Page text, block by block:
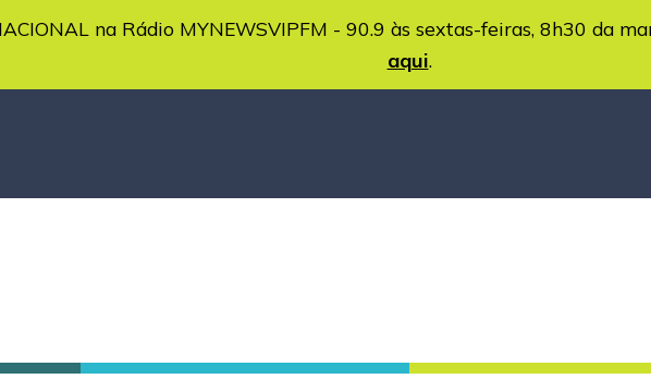
na Rádio MYNEWSVIPFM - 90.9 às sextas-feiras, 8h30 da
aqui.